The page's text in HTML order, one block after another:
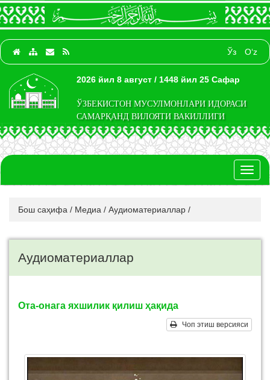
Ўз O‘z
2026 йил 8 август / 1448 йил 25 Сафар
ЎЗБЕКИСТОН МУСУЛМОНЛАРИ ИДОРАСИ
САМАРҚАНД ВИЛОЯТИ ВАКИЛЛИГИ
Бош саҳифа / Медиа / Аудиоматериаллар /
Аудиоматериаллар
Ота-онага яхшилик қилиш ҳақида
Чоп этиш версияси